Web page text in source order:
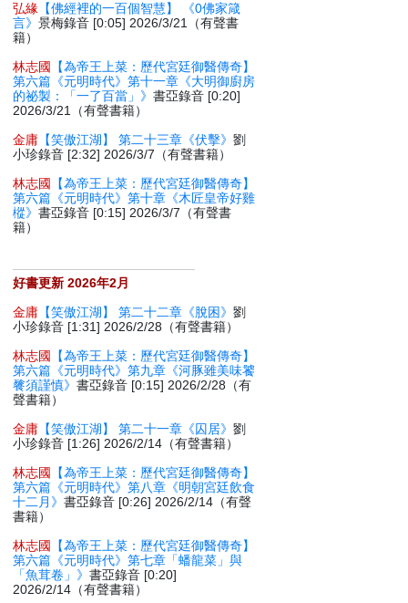
弘緣 【佛經裡的一百個智慧】 《0佛家箴
言》景梅錄音 [0:05] 2026/3/21（有聲書
籍）
林志國
【為帝王上菜：歷代宮廷御醫傳奇】
第六篇《元明時代》第十一章《大明御廚房
的祕製：「一了百當」》書亞錄音 [0:20]
2026/3/21（有聲書籍）
金庸 【笑傲江湖】 第二十三章《伏擊》劉
小珍錄音 [2:32] 2026/3/7（有聲書籍）
林志國
【為帝王上菜：歷代宮廷御醫傳奇】
第六篇《元明時代》第十章《木匠皇帝好雞
樅》書亞錄音 [0:15] 2026/3/7（有聲書
籍）
好書更新 2026年2月
金庸 【笑傲江湖】 第二十二章《脫困》劉
小珍錄音 [1:31] 2026/2/28（有聲書籍）
林志國
【為帝王上菜：歷代宮廷御醫傳奇】
第六篇《元明時代》第九章《河豚雖美味饕
餮須謹慎》書亞錄音 [0:15] 2026/2/28（有
聲書籍）
金庸 【笑傲江湖】 第二十一章《囚居》劉
小珍錄音 [1:26] 2026/2/14（有聲書籍）
林志國
【為帝王上菜：歷代宮廷御醫傳奇】
第六篇《元明時代》第八章《明朝宮廷飲食
十二月》書亞錄音 [0:26] 2026/2/14（有聲
書籍）
林志國
【為帝王上菜：歷代宮廷御醫傳奇】
第六篇《元明時代》第七章「蟠龍菜」與
「魚茸卷」》書亞錄音 [0:20]
2026/2/14（有聲書籍）